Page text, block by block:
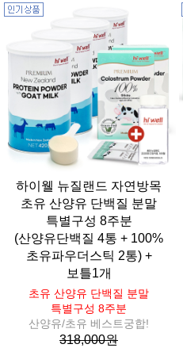
하이웰 뉴질랜드 자연방목
초유 산양유 단백질 분말
특별구성 8주분
(산양유단백질 4통 + 100%
초유파우더스틱 2통) +
보틀1개
초유 산양유 단백질 분말
특별구성 8주분
산양유/초유 베스트궁합!
318,000원